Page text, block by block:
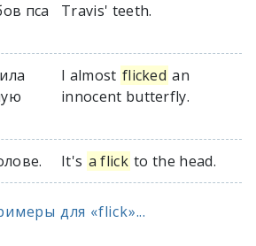
пса
Travis' teeth.
I almost flicked an
innocent butterfly.
It's a flick to the head.
для «flick»...